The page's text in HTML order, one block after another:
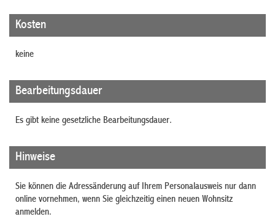
Kosten
keine
Bearbeitungsdauer
Es gibt keine gesetzliche Bearbeitungsdauer.
Hinweise
Sie können die Adressänderung auf Ihrem Personalausweis nur dann
online vornehmen, wenn Sie gleichzeitig einen neuen Wohnsitz
anmelden.